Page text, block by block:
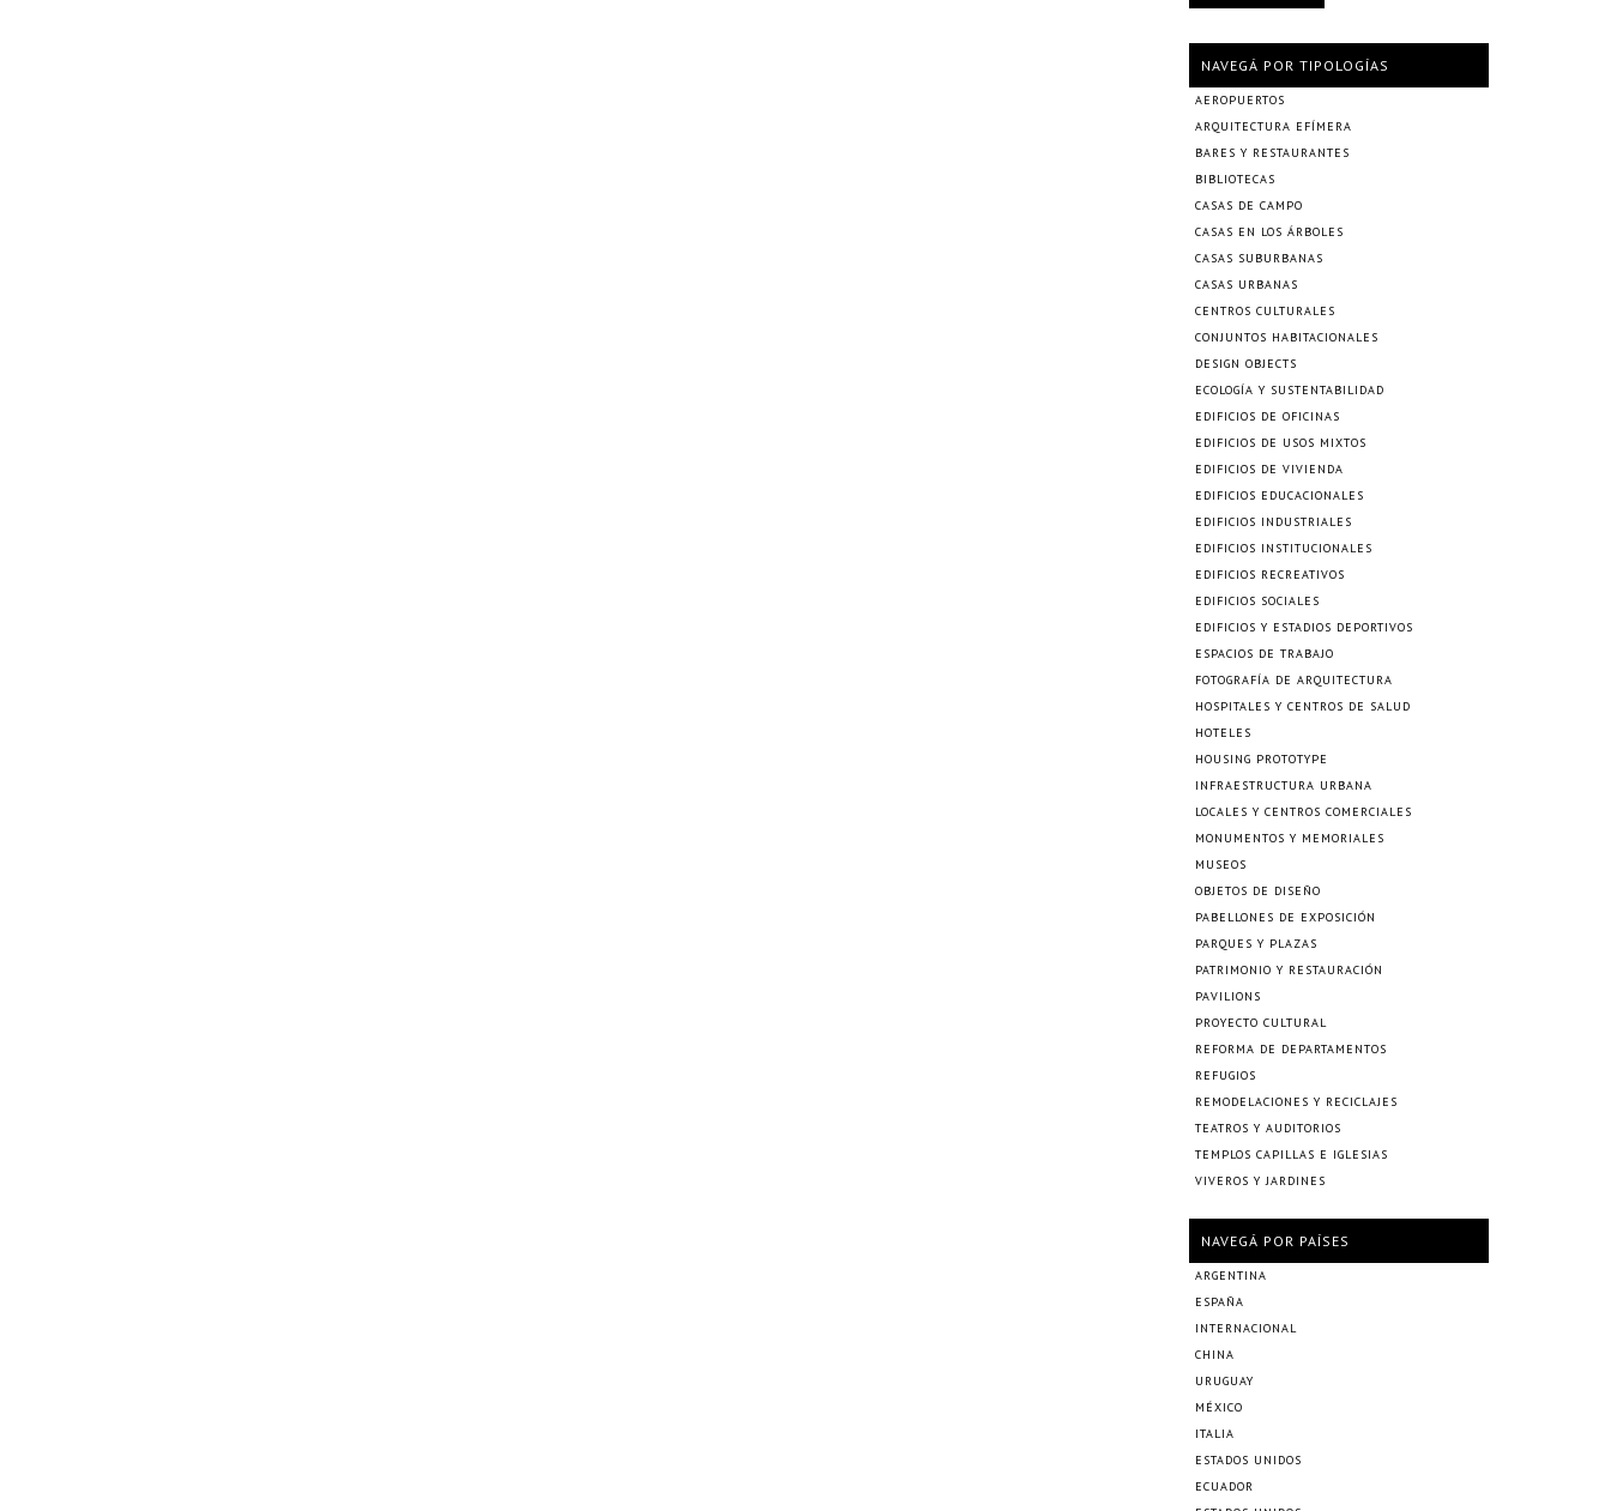
NAVEGÁ POR TIPOLOGÍAS
AEROPUERTOS
ARQUITECTURA EFÍMERA
BARES Y RESTAURANTES
BIBLIOTECAS
CASAS DE CAMPO
CASAS EN LOS ÁRBOLES
CASAS SUBURBANAS
CASAS URBANAS
CENTROS CULTURALES
CONJUNTOS HABITACIONALES
DESIGN OBJECTS
ECOLOGÍA Y SUSTENTABILIDAD
EDIFICIOS DE OFICINAS
EDIFICIOS DE USOS MIXTOS
EDIFICIOS DE VIVIENDA
EDIFICIOS EDUCACIONALES
EDIFICIOS INDUSTRIALES
EDIFICIOS INSTITUCIONALES
EDIFICIOS RECREATIVOS
EDIFICIOS SOCIALES
EDIFICIOS Y ESTADIOS DEPORTIVOS
ESPACIOS DE TRABAJO
FOTOGRAFÍA DE ARQUITECTURA
HOSPITALES Y CENTROS DE SALUD
HOTELES
HOUSING PROTOTYPE
INFRAESTRUCTURA URBANA
LOCALES Y CENTROS COMERCIALES
MONUMENTOS Y MEMORIALES
MUSEOS
OBJETOS DE DISEÑO
PABELLONES DE EXPOSICIÓN
PARQUES Y PLAZAS
PATRIMONIO Y RESTAURACIÓN
PAVILIONS
PROYECTO CULTURAL
REFORMA DE DEPARTAMENTOS
REFUGIOS
REMODELACIONES Y RECICLAJES
TEATROS Y AUDITORIOS
TEMPLOS CAPILLAS E IGLESIAS
VIVEROS Y JARDINES
NAVEGÁ POR PAÍSES
ARGENTINA
ESPAÑA
INTERNACIONAL
CHINA
URUGUAY
MÉXICO
ITALIA
ESTADOS UNIDOS
ECUADOR